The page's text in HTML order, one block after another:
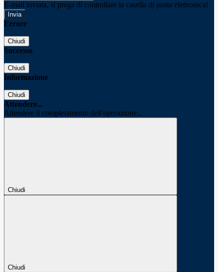
E-mail inviata, si prega di controllare la casella di posta elettronica!
Errore
Chiudi
Successo
Chiudi
Informazione
Chiudi
Attendere...
Attendere il completamento dell'operazione...
Chiudi
Chiudi